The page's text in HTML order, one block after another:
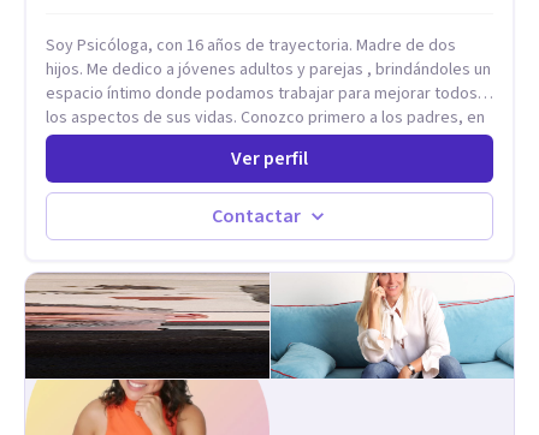
Soy Psicóloga, con 16 años de trayectoria. Madre de dos
hijos. Me dedico a jóvenes adultos y parejas , brindándoles un
espacio íntimo donde podamos trabajar para mejorar todos
los aspectos de sus vidas. Conozco primero a los padres, en
el caso de niños u adolescentes, para luego seguir la terapia
con sus hijos, apuntalándolos en su futuro personal,
universitario y profesional, siempre conteniendo
paralelamente a los padres y brindándoles un espacio de
seguridad. Hago terapia de pareja y adultos con método
Ver perfil
Contactar